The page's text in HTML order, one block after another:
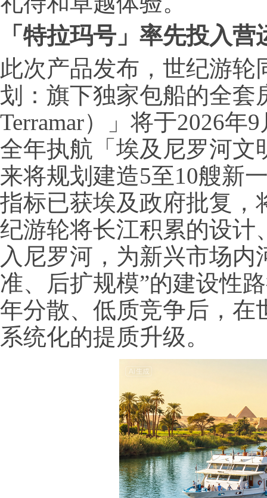
「特拉玛号」率先投入
此次产品发布，世纪游
划：旗下独家包船的全套
Terramar）」将于2026年
全年执航「埃及尼罗河文
来将规划建造5至10艘新
指标已获埃及政府批复，
纪游轮将长江积累的设计
入尼罗河，为新兴市场
准、后扩规模”的建设性
年分散、低质竞争后，在
系统化的提质升级。